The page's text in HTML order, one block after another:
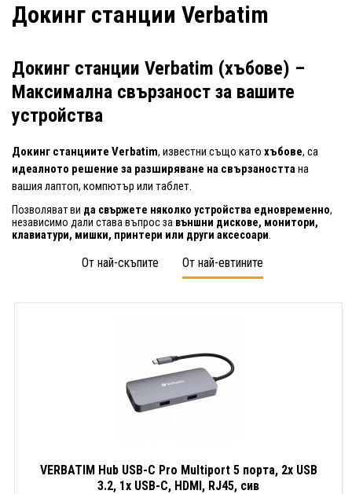
Докинг станции Verbatim
Докинг станции Verbatim (хъбове) –
Максимална свързаност за вашите
устройства
Докинг станциите Verbatim, известни също като хъбове, са
идеалното решение за разширяване на свързаносттана
вашия лаптоп, компютър или таблет.
Позволяват ви да свържете няколко устройства едновременно,
независимо дали става въпрос за външни дискове, монитори,
клавиатури, мишки, принтери или други аксесоари
От най-скъпите От най-евтините
VERBATIM Hub USB-C Pro Multiport 5 порта, 2x USB
3.2, 1x USB-C, HDMI, RJ45, сив